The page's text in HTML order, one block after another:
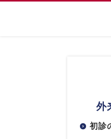
外
初診